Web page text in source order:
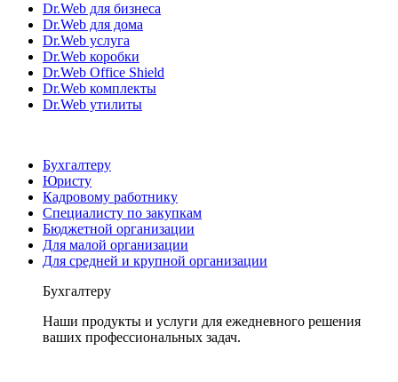
Dr.Web для бизнеса
Dr.Web для дома
Dr.Web услуга
Dr.Web коробки
Dr.Web Office Shield
Dr.Web комплекты
Dr.Web утилиты
Бухгалтеру
Юристу
Кадровому работнику
Специалисту по закупкам
Бюджетной организации
Для малой организации
Для средней и крупной организации
Бухгалтеру
Наши продукты и услуги для ежедневного решения
ваших профессиональных задач.